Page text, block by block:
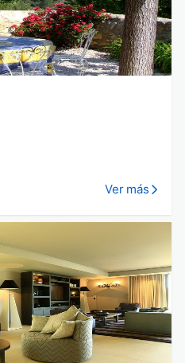
Ver más